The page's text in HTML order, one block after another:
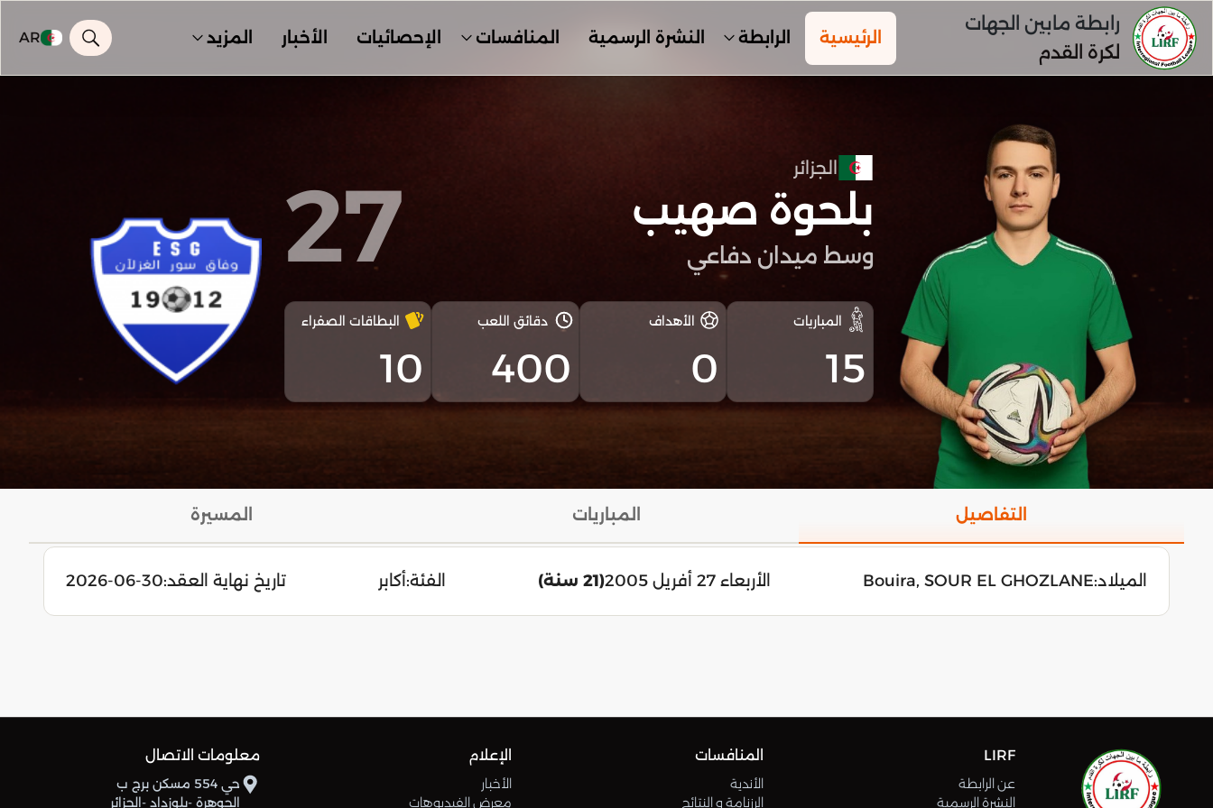
رابطة مابين الجهات
لكرة القدم
الرئيسية الرابطة النشرة الرسمية المنافسات الإحصائيات الأخبار المزيد AR
الجزائر
بلحوة صهيب
وسط ميدان دفاعي
المباريات
15
الأهداف
0
دقائق اللعب
400
البطاقات الصفراء
10
27
التفاصيل المباريات المسيرة
الميلاد:Bouira, SOUR EL GHOZLANE الأربعاء 27 أفريل 2005 (21 سنة) الفئة:أكابر تاريخ نهاية العقد:2026-06-30
LIRF
عن الرابطة
النشرة الرسمية
المنافسات
الأندية
الرزنامة و النتائج
الإعلام
الأخبار
معرض الفيديوهات
معلومات الاتصال
حي 554 مسكن برج ب
الجوهرة -بلوزداد -الجزائر